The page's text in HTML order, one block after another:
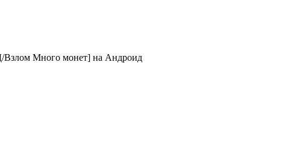
Много монет] на Андроид